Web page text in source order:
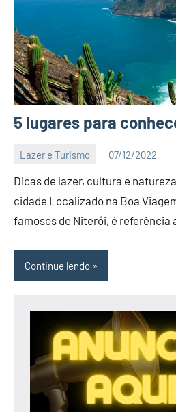
5 lugares para
Lazer e Turismo 07/12/2022
Dicas de lazer, cultura e
cidade Localizado na Boa
famosos de Niterói, é
Continue lendo